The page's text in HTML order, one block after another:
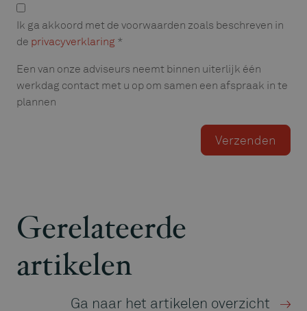
Privacyverklaring
Ik ga akkoord met de voorwaarden zoals beschreven in
de privacyverklaring *
Een van onze adviseurs neemt binnen uiterlijk één
werkdag contact met u op om samen een afspraak in te
plannen
Gerelateerde
artikelen
Ga naar het artikelen overzicht